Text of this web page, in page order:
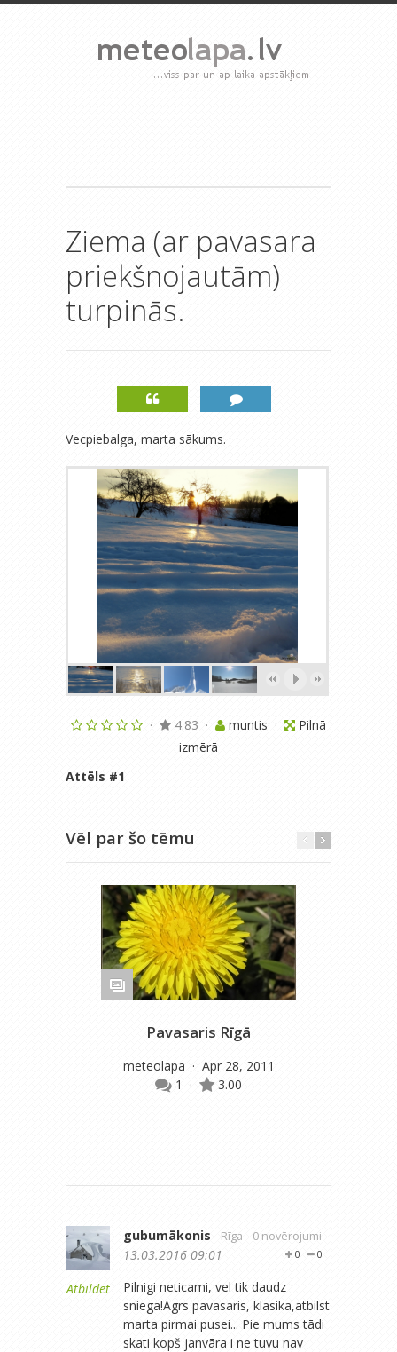
Ziema (ar pavasara
priekšnojautām)
turpinās.
Vecpiebalga, marta sākums.
· 4.83 · muntis ·
Pilnā
izmērā
Attēls #1
Vēl par šo tēmu
Pavasaris Rīgā
meteolapa · Apr 28, 2011
1
· 3.00
Atbildēt
gubumākonis - Rīga - 0 novērojumi
0
0
13.03.2016 09:01
Pilnigi neticami, vel tik daudz
sniega!Agrs pavasaris, klasika,atbilst
marta pirmai pusei... Pie mums tādi
skati kopš janvāra i ne tuvu nav